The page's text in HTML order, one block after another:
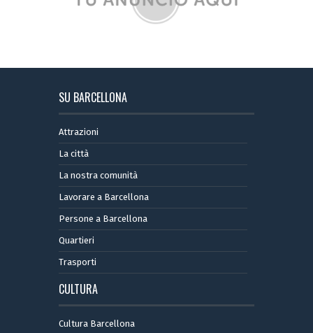
SU BARCELLONA
Attrazioni
La città
La nostra comunità
Lavorare a Barcellona
Persone a Barcellona
Quartieri
Trasporti
CULTURA
Cultura Barcellona